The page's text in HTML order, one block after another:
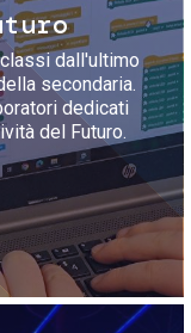
dall'ultimo
secondaria.
dedicati
del Futuro.